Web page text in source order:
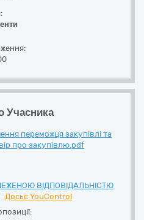
Учасника
переможця закупівлі та
про закупівлю.pdf
ВІДПОВІДАЛЬНІСТЮ
Досьє YouControl